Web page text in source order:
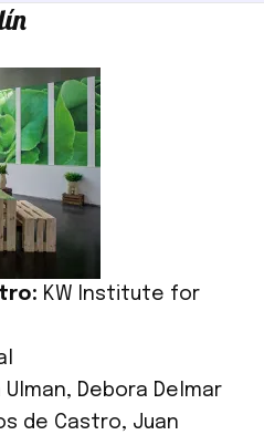
KW Institute for
Ulman, Debora Delmar
de Castro, Juan